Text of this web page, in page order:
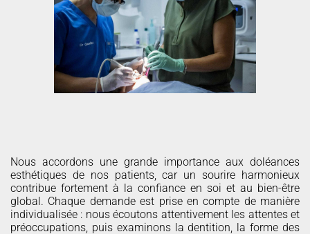
Nous accordons une grande importance aux doléances
esthétiques de nos patients, car un sourire harmonieux
contribue fortement à la confiance en soi et au bien-être
global. Chaque demande est prise en compte de manière
individualisée : nous écoutons attentivement les attentes et
préoccupations, puis examinons la dentition, la forme des